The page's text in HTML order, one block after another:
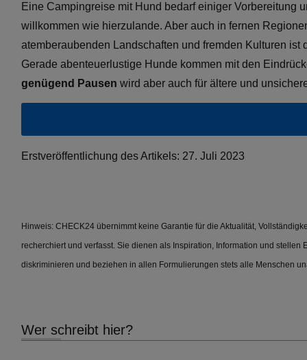
Eine Campingreise mit Hund bedarf einiger Vorbereitung
willkommen wie hierzulande. Aber auch in fernen
atemberaubenden Landschaften und fremden Kulturen
Gerade abenteuerlustige Hunde kommen mit den
genügend Pausen wird aber auch für ältere und
Erstveröffentlichung des Artikels: 27. Juli 2023
Hinweis: CHECK24 übernimmt keine Garantie für die Aktualität,
recherchiert und verfasst. Sie dienen als Inspiration, Information und
diskriminieren und beziehen in allen Formulierungen stets alle Menschen
Wer schreibt hier?